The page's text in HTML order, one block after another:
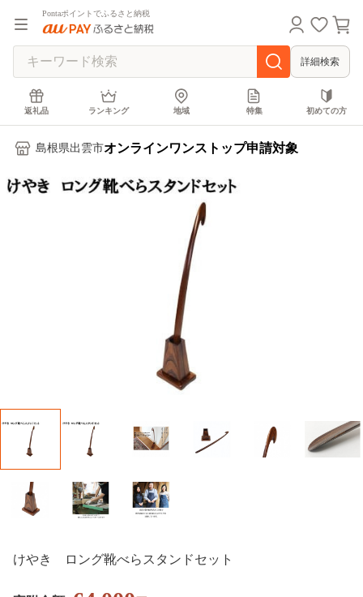
Pontaポイントでふるさと納税
詳細検索
返礼品 ランキング 地域 特集 初めての方
島根県出雲市オンラインワンストップ申請対象
けやき ロング靴べらスタンドセット